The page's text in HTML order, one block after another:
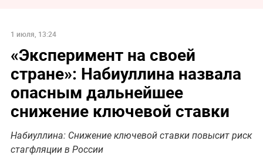
1 июля, 13:24
«Эксперимент на своей
стране»: Набиуллина назвала
опасным дальнейшее
снижение ключевой ставки
Набиуллина: Снижение ключевой ставки повысит риск
стагфляции в России